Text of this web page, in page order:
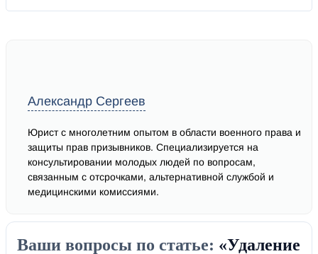
Александр Сергеев
Юрист с многолетним опытом в области военного права и
защиты прав призывников. Специализируется на
консультировании молодых людей по вопросам,
связанным с отсрочками, альтернативной службой и
медицинскими комиссиями.
Ваши вопросы по статье: «Удаление